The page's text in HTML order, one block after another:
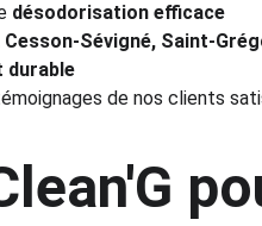
désodorisation efficace
Sévigné, Saint-
durable
de nos clients